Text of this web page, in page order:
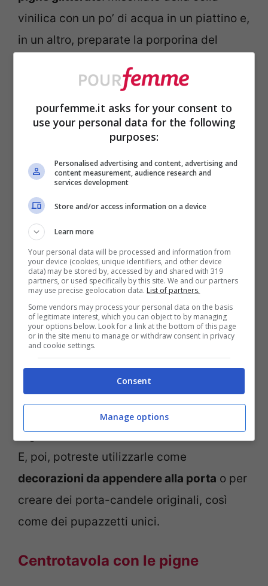
vinilica con un po’ di acqua in un piattino e,
in un altro, preparate la porporina del
passate prima le pigne sulla colla, poi sulla
porporina e, infine, lasciate asciugare.
Decorazioni con pigne secche
Quali decorazioni realizzare con le pigne
secche?
scelta su
potreste unirle in un unico filo da
appendere al camino; aggiungere dei
nastri colorati alle pigne, così da
appenderle in casa o all’albero di Natale.
In alternativa, potreste unirle le une alle
altre con la colla, così da formare un albero
di Natale o una ghirlanda, oppure
utilizzarle per abbellire i vostri pacchi
regalo.
E, poi, potreste utilizzarle come
decorazioni da appendere alla porta o per
creare dei porta-candele originali, così
come dei pupazzetti unici.
Centrotavola con le pigne
pourfemme.it asks for your consent to
use your personal data for the following
purposes:
Personalised advertising and content, advertising and
content measurement, audience research and
services development
Store and/or access information on a device
Learn more
Your personal data will be processed and information from
your device (cookies, unique identifiers, and other device
data) may be stored by, accessed by and shared with 319
partners, or used specifically by this site. We and our partners
may use precise geolocation data. List of partners.
Some vendors may process your personal data on the basis
of legitimate interest, which you can object to by managing
your options below. Look for a link at the bottom of this page
or in the site menu to manage or withdraw consent in privacy
and cookie settings.
Consent
Manage options